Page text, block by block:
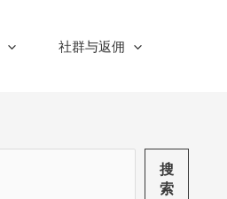
社群与返佣
搜
索